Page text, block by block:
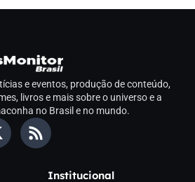
e eventos, produção de conteúdo,
livros e mais sobre o universo e a
no Brasil e no mundo.
Institucional